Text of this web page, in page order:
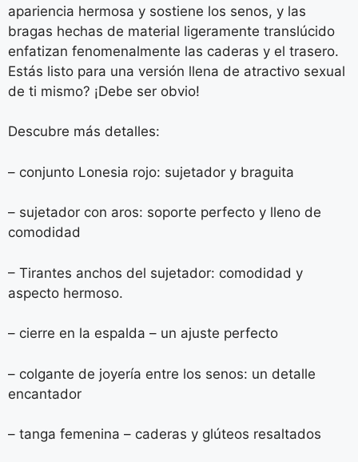
apariencia hermosa y sostiene los senos, y las
bragas hechas de material ligeramente translúcido
enfatizan fenomenalmente las caderas y el trasero.
Estás listo para una versión llena de atractivo sexual
de ti mismo? ¡Debe ser obvio!
Descubre más detalles:
– conjunto Lonesia rojo: sujetador y braguita
– sujetador con aros: soporte perfecto y lleno de
comodidad
– Tirantes anchos del sujetador: comodidad y
aspecto hermoso.
– cierre en la espalda – un ajuste perfecto
– colgante de joyería entre los senos: un detalle
encantador
– tanga femenina – caderas y glúteos resaltados